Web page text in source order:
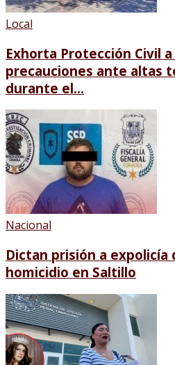
Local
Exhorta Protección Civil
precauciones ante altas
durante el...
Nacional
Dictan prisión a expolicía
homicidio en Saltillo